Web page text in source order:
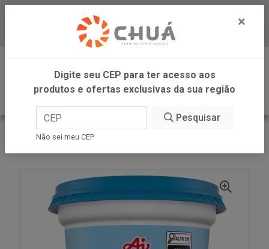
Baixe já nosso APP
0
INÍCIO
AJINOMOTO
×
Digite seu CEP para ter acesso aos
produtos e ofertas exclusivas da sua região
Pesquisar
Não sei meu CEP